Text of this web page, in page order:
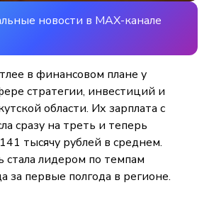
новости в MAX-канале
в финансовом плане у
стратегии, инвестиций и
области. Их зарплата с
сразу на треть и теперь
тысячу рублей в среднем.
стала лидером по темпам
за первые полгода в регионе.